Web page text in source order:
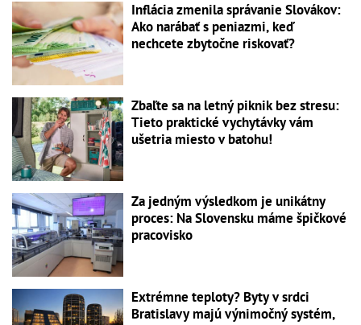
Inflácia zmenila správanie Slovákov:
Ako narábať s peniazmi, keď
nechcete zbytočne riskovať?
Zbaľte sa na letný piknik bez stresu:
Tieto praktické vychytávky vám
ušetria miesto v batohu!
Za jedným výsledkom je unikátny
proces: Na Slovensku máme špičkové
pracovisko
Extrémne teploty? Byty v srdci
Bratislavy majú výnimočný systém,